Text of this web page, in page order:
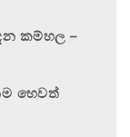
කම්හල –
හෙවත්